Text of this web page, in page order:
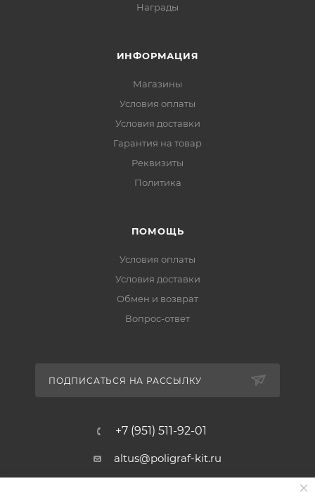
Награды
ИНФОРМАЦИЯ
Магазины
Условия оплаты
Условия доставки
Гарантия на товар
Реквизиты
Политика
ПОМОЩЬ
Условия оплаты
Условия доставки
Обмен и возврат
Вопрос-ответ
ПОДПИСАТЬСЯ НА РАССЫЛКУ
+7 (951) 511-92-01
altus@poligraf-kit.ru